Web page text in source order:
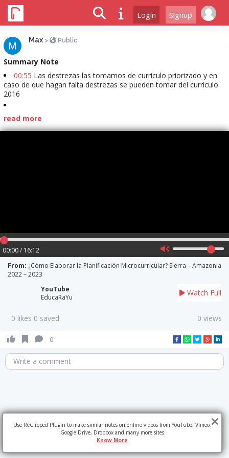
Login Signup
Max > Public
Summary Note
00:55 Las destrezas las tomamos de currículo priorizado y en
caso de que hagan falta destrezas se pueden tomar del currículo
2016
read more
00:00 / 16:12
From: ¿Cómo Elaborar la Planificación Microcurricular? Sierra – Amazonía
2022 – 2023
YouTube
EducaRaYu
Watch Full
0 likes 0 saved 0 views
0
Write a comment
Use ReClipped Plugin to make similar notes on online videos from YouTube, Vimeo,
Google Drive, Dropbox and many more sites
Know More